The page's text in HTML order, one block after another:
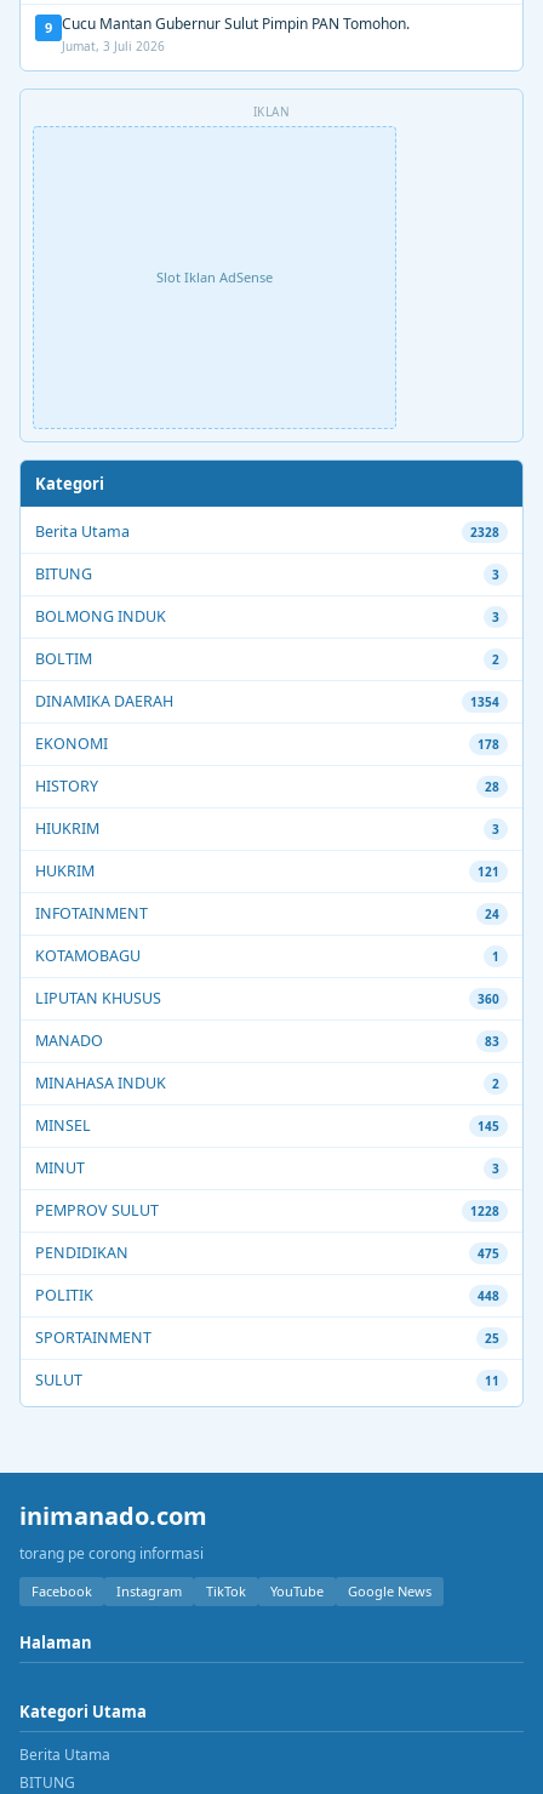
9 Cucu Mantan Gubernur Sulut Pimpin PAN Tomohon.
Jumat, 3 Juli 2026
IKLAN
Slot Iklan AdSense
Kategori
Berita Utama 2328
BITUNG 3
BOLMONG INDUK 3
BOLTIM 2
DINAMIKA DAERAH 1354
EKONOMI 178
HISTORY 28
HIUKRIM 3
HUKRIM 121
INFOTAINMENT 24
KOTAMOBAGU 1
LIPUTAN KHUSUS 360
MANADO 83
MINAHASA INDUK 2
MINSEL 145
MINUT 3
PEMPROV SULUT 1228
PENDIDIKAN 475
POLITIK 448
SPORTAINMENT 25
SULUT 11
inimanado.com
torang pe corong informasi
Facebook Instagram TikTok YouTube Google News
Halaman
Kategori Utama
Berita Utama
BITUNG